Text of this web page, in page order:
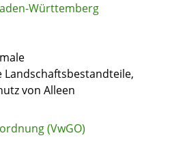
Württemberg
Landschaftsbestandteile,
von Alleen
(VwGO)